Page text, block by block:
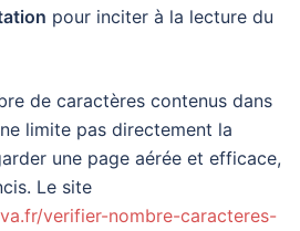
pour inciter à la lecture du
de caractères contenus dans
limite pas directement la
une page aérée et efficace,
Le site
verifier-nombre-caracteres-